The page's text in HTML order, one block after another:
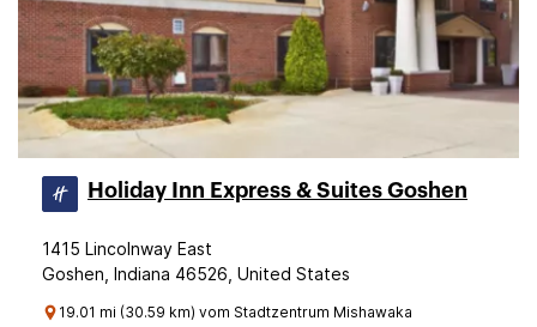
Holiday Inn Express & Suites Goshen
1415 Lincolnway East
Goshen, Indiana 46526, United States
19.01 mi (30.59 km) vom Stadtzentrum Mishawaka